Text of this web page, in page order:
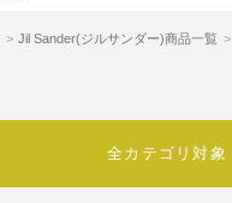
Jil Sander(ジルサンダー)商品一覧
全カテゴリ対象